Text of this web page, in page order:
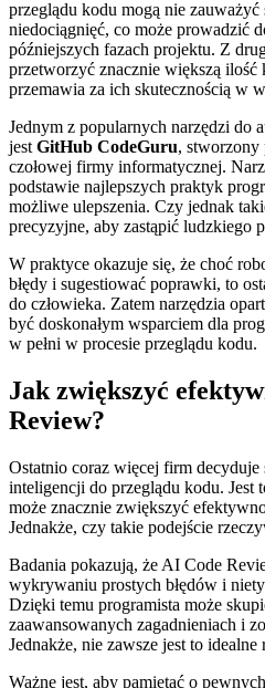
przeglądu⁣ kodu mogą nie zauważyć
niedociągnięć, co może prowadzić
późniejszych fazach projektu. Z‍
przetworzyć ⁢znacznie większą
przemawia za ich skutecznością w
Jednym z popularnych narzędzi do
jest GitHub CodeGuru, stworzony
czołowej firmy informatycznej.
podstawie najlepszych praktyk
możliwe ulepszenia. ⁣Czy jednak
precyzyjne, aby zastąpić ludzkiego
W praktyce okazuje się, że choć
błędy i sugestiować poprawki, to​
do⁤ człowieka. Zatem narzędzia
‍być ‍doskonałym wsparciem dla
w‍ pełni⁤ w procesie przeglądu kodu.
Jak zwiększyć
Review?
Ostatnio coraz więcej ⁢firm‌
⁣inteligencji do przeglądu kodu. Jest
może znacznie zwiększyć
Jednakże, czy ‌takie podejście
Badania‌ pokazują, że ‍AI Code
wykrywaniu prostych błędów ⁣i
Dzięki temu programista może
zaawansowanych zagadnieniach i
Jednakże, nie zawsze jest to​ idealne
Ważne jest, aby pamiętać ⁣o